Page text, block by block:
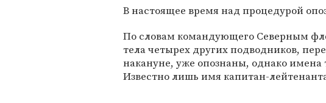
В настоящее время над процедурой
По словам командующего Северным
тела четырех других подводников,
накануне, уже опознаны, однако имена
Известно лишь имя капитан-